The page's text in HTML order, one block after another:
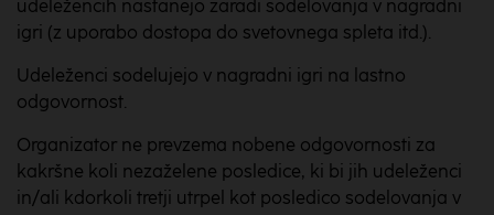
udeležencih nastanejo zaradi sodelovanja v nagradni
igri (z uporabo dostopa do svetovnega spleta itd.).
Udeleženci sodelujejo v nagradni igri na lastno
odgovornost.
Organizator ne prevzema nobene odgovornosti za
kakršne koli nezaželene posledice, ki bi jih udeleženci
in/ali kdorkoli tretji utrpel kot posledico sodelovanja v